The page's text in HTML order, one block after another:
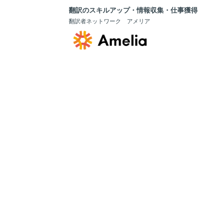
翻訳のスキルアップ・情報収集・仕事獲得
翻訳者ネットワーク アメリア